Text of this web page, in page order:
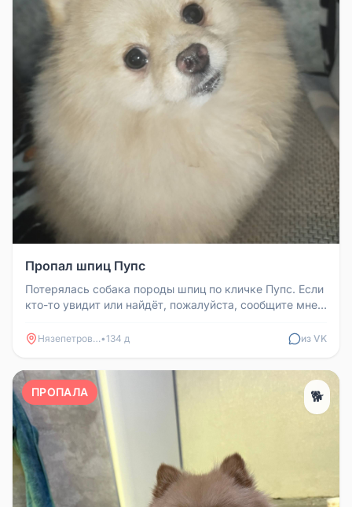
Пропал шпиц Пупс
Потерялась собака породы шпиц по кличке Пупс. Если
кто-то увидит или найдёт, пожалуйста, сообщите мне в
Нязепетровск•134 д из VK
ПРОПАЛА 🐕